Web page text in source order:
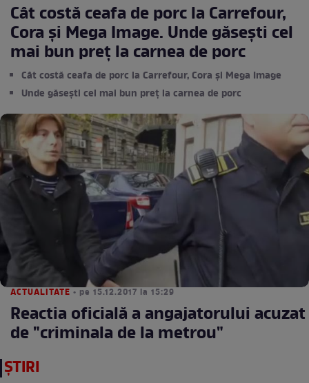
Cât costă ceafa de porc la Carrefour,
Cora și Mega Image. Unde găsești cel
mai bun preț la carnea de porc
Cât costă ceafa de porc la Carrefour, Cora și Mega Image
Unde găsești cel mai bun preț la carnea de porc
ACTUALITATE • pe 15.12.2017 la 15:29
Reactia oficială a angajatorului acuzat
de "criminala de la metrou"
ȘTIRI